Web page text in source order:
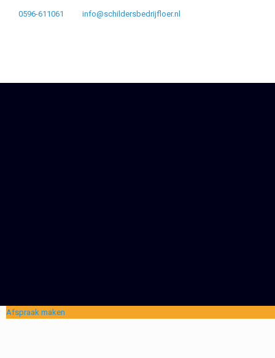
0596-611061 info@schildersbedrijfloer.nl
Afspraak maken